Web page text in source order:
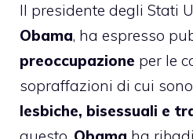
Il presidente degli Stati
Obama, ha espresso
preoccupazione per le
sopraffazioni di cui
lesbiche, bisessuali e